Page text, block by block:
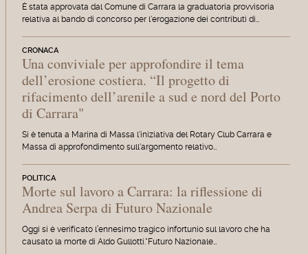
È stata approvata dal Comune di Carrara la graduatoria provvisoria
relativa al bando di concorso per l'erogazione dei contributi di…
CRONACA
Una conviviale per approfondire il tema
dell’erosione costiera. “Il progetto di
rifacimento dell’arenile a sud e nord del Porto
di Carrara"
Si è tenuta a Marina di Massa l'iniziativa del Rotary Club Carrara e
Massa di approfondimento sull'argomento relativo…
POLITICA
Morte sul lavoro a Carrara: la riflessione di
Andrea Serpa di Futuro Nazionale
Oggi si è verificato l’ennesimo tragico infortunio sul lavoro che ha
causato la morte di Aldo Gullotti.“Futuro Nazionale…